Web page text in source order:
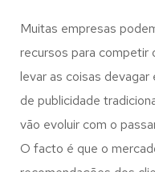
Muitas empresas
recursos para competir
levar as coisas
de publicidade
vão evoluir com o
O facto é que o